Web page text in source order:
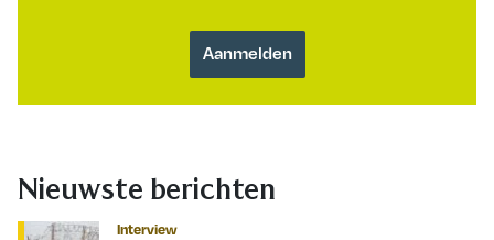
Nieuwste berichten
Interview